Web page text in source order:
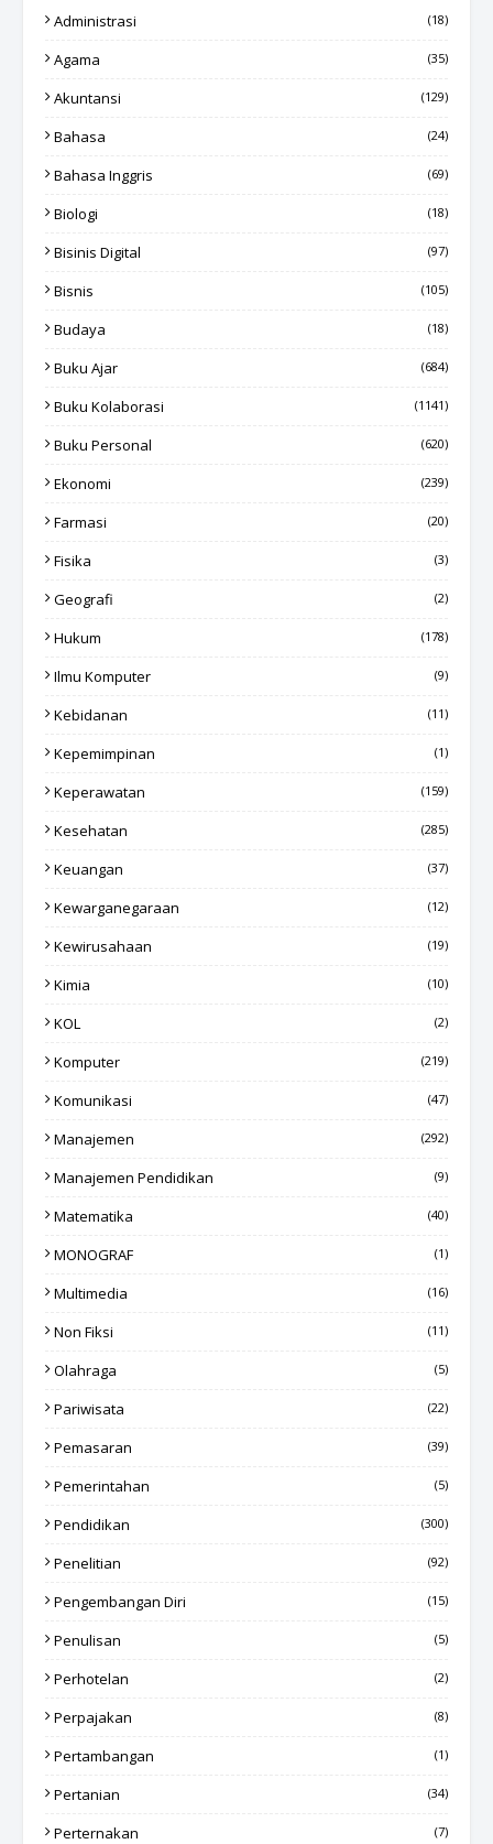
Administrasi (18)
Agama (35)
Akuntansi (129)
Bahasa (24)
Bahasa Inggris (69)
Biologi (18)
Bisinis Digital (97)
Bisnis (105)
Budaya (18)
Buku Ajar (684)
Buku Kolaborasi (1141)
Buku Personal (620)
Ekonomi (239)
Farmasi (20)
Fisika (3)
Geografi (2)
Hukum (178)
Ilmu Komputer (9)
Kebidanan (11)
Kepemimpinan (1)
Keperawatan (159)
Kesehatan (285)
Keuangan (37)
Kewarganegaraan (12)
Kewirusahaan (19)
Kimia (10)
KOL (2)
Komputer (219)
Komunikasi (47)
Manajemen (292)
Manajemen Pendidikan (9)
Matematika (40)
MONOGRAF (1)
Multimedia (16)
Non Fiksi (11)
Olahraga (5)
Pariwisata (22)
Pemasaran (39)
Pemerintahan (5)
Pendidikan (300)
Penelitian (92)
Pengembangan Diri (15)
Penulisan (5)
Perhotelan (2)
Perpajakan (8)
Pertambangan (1)
Pertanian (34)
Perternakan (7)